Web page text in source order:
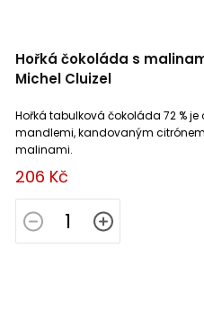
Hořká čokoláda s
Michel Cluizel
206 Kč
Hořká tabulková čokoláda 72 %
mandlemi, kandovaným
malinami.